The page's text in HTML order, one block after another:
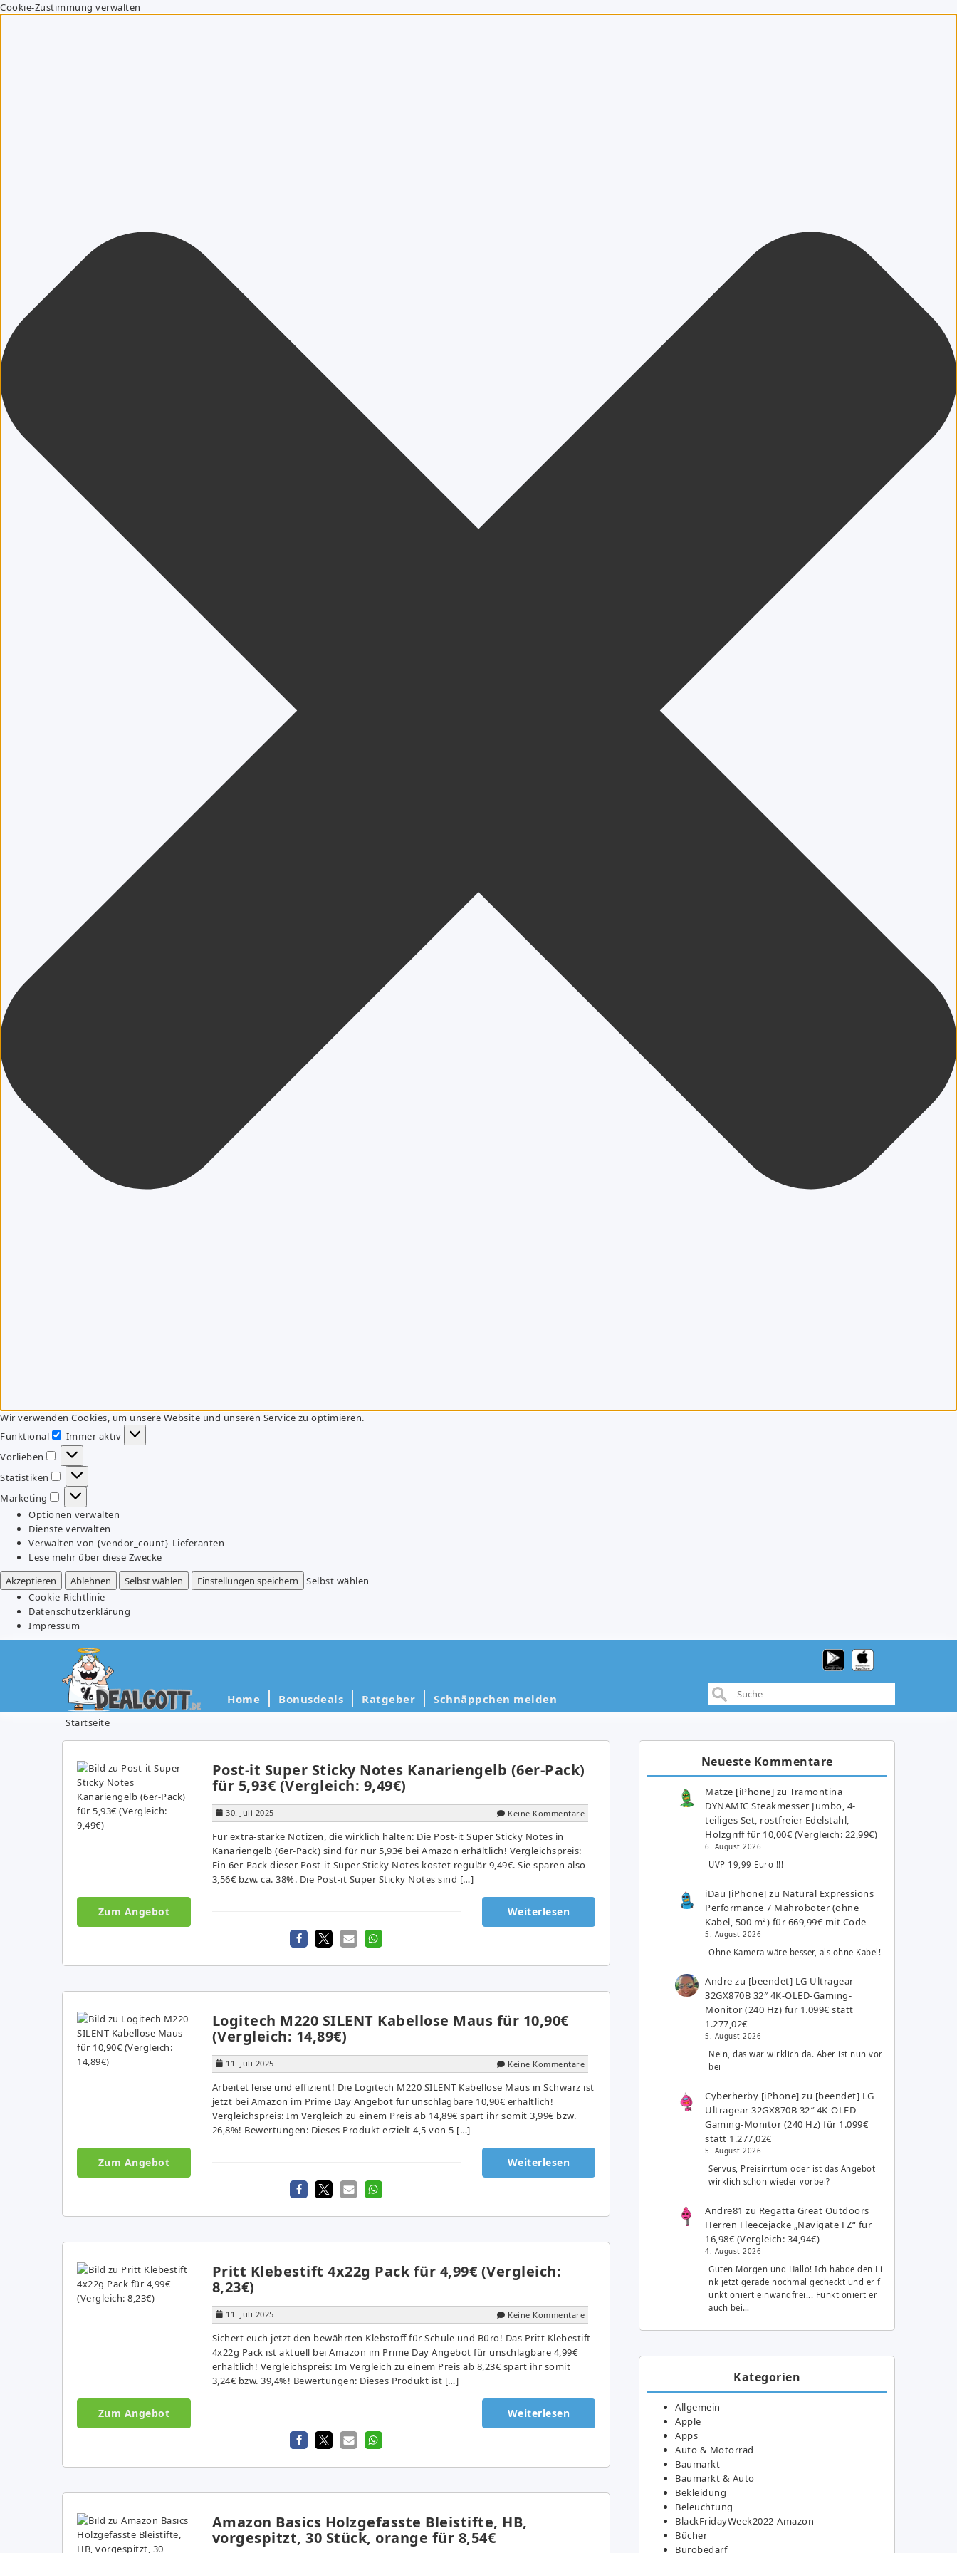
Cookie-Zustimmung verwalten
Wir verwenden Cookies, um unsere Website und unseren Service zu optimieren.
Funktional
Funktional
Immer aktiv
Vorlieben
Vorlieben
Statistiken
Statistiken
Marketing
Marketing
Optionen verwalten
Dienste verwalten
Verwalten von {vendor_count}-Lieferanten
Lese mehr über diese Zwecke
Akzeptieren
Ablehnen Selbst wählen Einstellungen speichern
Selbst wählen
Cookie-Richtlinie
Datenschutzerklärung
Impressum
Home Bonusdeals Ratgeber Schnäppchen melden
Startseite
Post-it Super Sticky Notes Kanariengelb (6er-Pack)
für 5,93€ (Vergleich: 9,49€)
30. Juli 2025 Keine Kommentare
Für extra-starke Notizen, die wirklich halten: Die Post-it Super Sticky Notes in
Kanariengelb (6er-Pack) sind für nur 5,93€ bei Amazon erhältlich! Vergleichspreis:
Ein 6er-Pack dieser Post-it Super Sticky Notes kostet regulär 9,49€. Sie sparen also
3,56€ bzw. ca. 38%. Die Post-it Super Sticky Notes sind […]
Zum Angebot Weiterlesen
Logitech M220 SILENT Kabellose Maus für 10,90€
(Vergleich: 14,89€)
11. Juli 2025 Keine Kommentare
Arbeitet leise und effizient! Die Logitech M220 SILENT Kabellose Maus in Schwarz ist
jetzt bei Amazon im Prime Day Angebot für unschlagbare 10,90€ erhältlich!
Vergleichspreis: Im Vergleich zu einem Preis ab 14,89€ spart ihr somit 3,99€ bzw.
26,8%! Bewertungen: Dieses Produkt erzielt 4,5 von 5 […]
Zum Angebot Weiterlesen
Pritt Klebestift 4x22g Pack für 4,99€ (Vergleich:
8,23€)
11. Juli 2025 Keine Kommentare
Sichert euch jetzt den bewährten Klebstoff für Schule und Büro! Das Pritt Klebestift
4x22g Pack ist aktuell bei Amazon im Prime Day Angebot für unschlagbare 4,99€
erhältlich! Vergleichspreis: Im Vergleich zu einem Preis ab 8,23€ spart ihr somit
3,24€ bzw. 39,4%! Bewertungen: Dieses Produkt ist […]
Zum Angebot Weiterlesen
Amazon Basics Holzgefasste Bleistifte, HB,
vorgespitzt, 30 Stück, orange für 8,54€
Neueste Kommentare
Matze [iPhone] zuTramontina
DYNAMIC Steakmesser Jumbo, 4-
teiliges Set, rostfreier Edelstahl,
Holzgriff für 10,00€ (Vergleich: 22,99€)
6. August 2026
UVP 19,99 Euro !!!
iDau [iPhone] zu Natural Expressions
Performance 7 Mähroboter (ohne
Kabel, 500 m²) für 669,99€ mit Code
5. August 2026
Ohne Kamera wäre besser, als ohne Kabel!
Andre zu [beendet] LG Ultragear
32GX870B 32″ 4K-OLED-Gaming-
Monitor (240 Hz) für 1.099€ statt
1.277,02€
5. August 2026
Nein, das war wirklich da. Aber ist nun vor
bei
Cyberherby [iPhone] zu [beendet] LG
Ultragear 32GX870B 32″ 4K-OLED-
Gaming-Monitor (240 Hz) für 1.099€
statt 1.277,02€
5. August 2026
Servus, Preisirrtum oder ist das Angebot
wirklich schon wieder vorbei?
Andre81 zu Regatta Great Outdoors
Herren Fleecejacke „Navigate FZ“ für
16,98€ (Vergleich: 34,94€)
4. August 2026
Guten Morgen und Hallo! Ich habde den Li
nk jetzt gerade nochmal gecheckt und er f
unktioniert einwandfrei... Funktioniert er
auch bei…
Kategorien
Allgemein
Apple
Apps
Auto & Motorrad
Baumarkt
Baumarkt & Auto
Bekleidung
Beleuchtung
BlackFridayWeek2022-Amazon
Bücher
Bürobedarf